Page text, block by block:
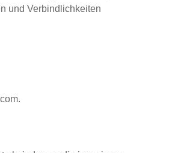
und Verbindlichkeiten